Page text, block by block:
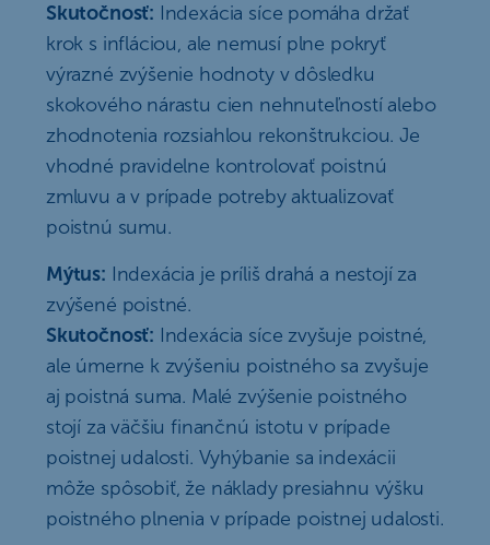
Skutočnosť: Indexácia síce pomáha držať
krok s infláciou, ale nemusí plne pokryť
výrazné zvýšenie hodnoty v dôsledku
skokového nárastu cien nehnuteľností alebo
zhodnotenia rozsiahlou rekonštrukciou. Je
vhodné pravidelne kontrolovať poistnú
zmluvu a v prípade potreby aktualizovať
poistnú sumu.
Mýtus: Indexácia je príliš drahá a nestojí za
zvýšené poistné.
Skutočnosť: Indexácia síce zvyšuje poistné,
ale úmerne k zvýšeniu poistného sa zvyšuje
aj poistná suma. Malé zvýšenie poistného
stojí za väčšiu finančnú istotu v prípade
poistnej udalosti. Vyhýbanie sa indexácii
môže spôsobiť, že náklady presiahnu výšku
poistného plnenia v prípade poistnej udalosti.